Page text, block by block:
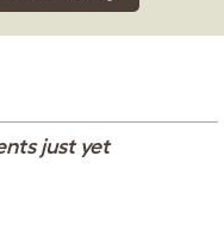
just yet